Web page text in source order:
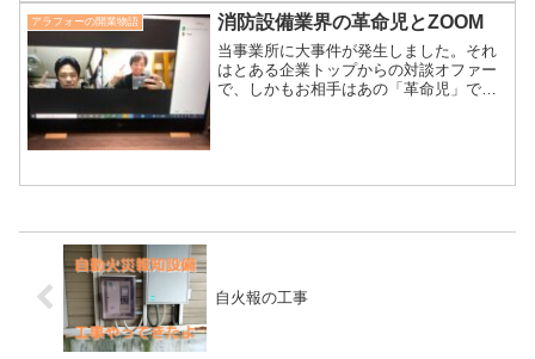
アラフォーの開業物語 消防設備業界の革命児とZOOM
当事業所に大事件が発生しました。それ
はとある企業トップからの対談オファー
で、しかもお相手はあの「革命児」で有
自火報の工事